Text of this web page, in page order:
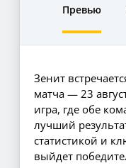
Превью
Зенит
матча — 23
игра, где обе
лучший
статистикой и
выйдет